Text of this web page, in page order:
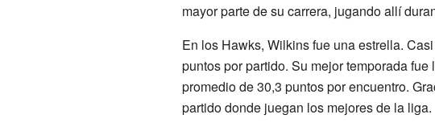
mayor parte de su carrera, jugando allí
En los Hawks, Wilkins fue una estrella.
puntos por partido. Su mejor temporada
promedio de 30,3 puntos por encuentro.
partido donde juegan los mejores de la liga.